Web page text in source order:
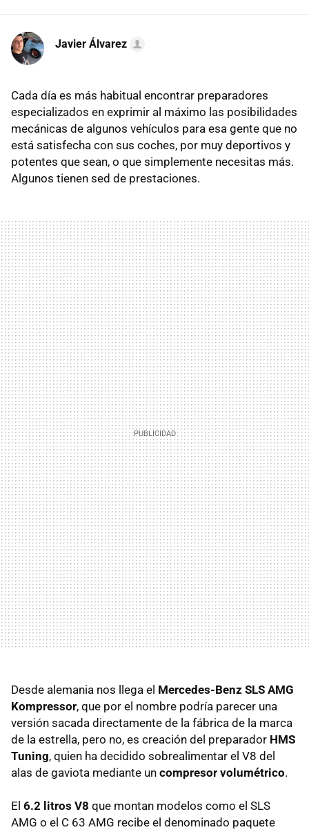
Javier Álvarez
Cada día es más habitual encontrar preparadores
especializados en exprimir al máximo las posibilidades
mecánicas de algunos vehículos para esa gente que no
está satisfecha con sus coches, por muy deportivos y
potentes que sean, o que simplemente necesitas más.
Algunos tienen sed de prestaciones.
Desde alemania nos llega el Mercedes-Benz SLS AMG
Kompressor, que por el nombre podría parecer una
versión sacada directamente de la fábrica de la marca
de la estrella, pero no, es creación del preparador HMS
Tuning, quien ha decidido sobrealimentar el V8 del
alas de gaviota mediante un compresor volumétrico.
El 6.2 litros V8 que montan modelos como el SLS
AMG o el C 63 AMG recibe el denominado paquete